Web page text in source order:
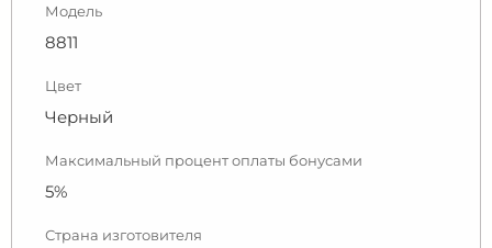
Модель
8811
Цвет
Черный
Максимальный процент оплаты бонусами
5%
Страна изготовителя